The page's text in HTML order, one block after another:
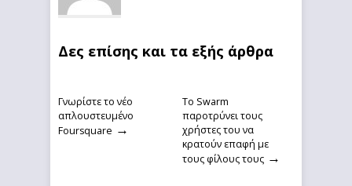
Δες επίσης και τα εξής άρθρα
Γνωρίστε το νέο
απλουστευμένο
Foursquare →
Το Swarm
παροτρύνει τους
χρήστες του να
κρατούν επαφή με
τους φίλους τους →